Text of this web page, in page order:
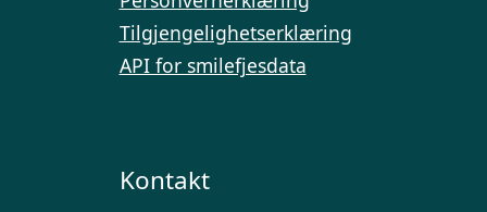
Tilgjengelighetserklæring
API for smilefjesdata
Kontakt